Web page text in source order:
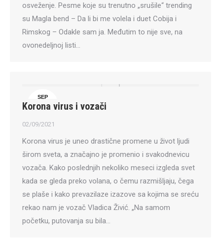
osveženje. Pesme koje su trenutno „srušile“ trending
su Magla bend – Da li bi me volela i duet Cobija i
Rimskog – Odakle sam ja. Međutim to nije sve, na
ovonedeljnoj listi…
SEP
2
Korona virus i vozači
02/09/2021
Korona virus je uneo drastične promene u život ljudi
širom sveta, a značajno je promenio i svakodnevicu
vozača. Kako poslednjih nekoliko meseci izgleda svet
kada se gleda preko volana, o čemu razmišljaju, čega
se plaše i kako prevazilaze izazove sa kojima se sreću
rekao nam je vozač Vladica Živić. „Na samom
početku, putovanja su bila…